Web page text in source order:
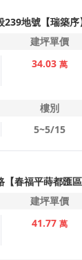
239地號【瑞築
建坪單價
34.03 萬
樓別
5~5/15
【春福平蒔都匯
建坪單價
41.77 萬